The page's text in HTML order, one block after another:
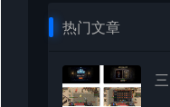
热门文章